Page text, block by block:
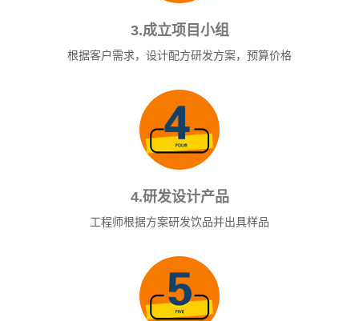
3.成立项目小组
根据客户需求，设计配方研发方案，预算价格
4.研发设计产品
工程师根据方案研发饮品并出具样品